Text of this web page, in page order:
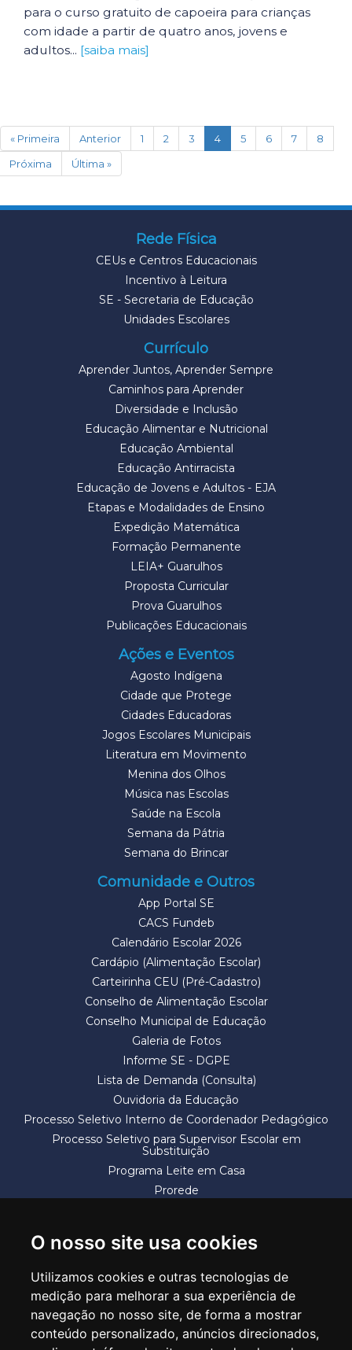
O nosso site usa cookies
Utilizamos cookies e outras tecnologias de
medição para melhorar a sua experiência de
navegação no nosso site, de forma a mostrar
conteúdo personalizado, anúncios direcionados,
para o curso gratuito de capoeira para crianças
com idade a partir de quatro anos, jovens e
adultos... [saiba mais]
« Primeira Anterior 1 2 3 4(current)
5 6 7
8
Próxima
Última »
Rede Física
CEUs e Centros Educacionais
Incentivo à Leitura
SE - Secretaria de Educação
Unidades Escolares
Currículo
Aprender Juntos, Aprender Sempre
Caminhos para Aprender
Diversidade e Inclusão
Educação Alimentar e Nutricional
Educação Ambiental
Educação Antirracista
Educação de Jovens e Adultos - EJA
Etapas e Modalidades de Ensino
Expedição Matemática
Formação Permanente
LEIA+ Guarulhos
Proposta Curricular
Prova Guarulhos
Publicações Educacionais
Ações e Eventos
Agosto Indígena
Cidade que Protege
Cidades Educadoras
Jogos Escolares Municipais
Literatura em Movimento
Menina dos Olhos
Música nas Escolas
Saúde na Escola
Semana da Pátria
Semana do Brincar
Comunidade e Outros
App Portal SE
CACS Fundeb
Calendário Escolar 2026
Cardápio (Alimentação Escolar)
Carteirinha CEU (Pré-Cadastro)
Conselho de Alimentação Escolar
Conselho Municipal de Educação
Galeria de Fotos
Informe SE - DGPE
Lista de Demanda (Consulta)
Ouvidoria da Educação
Processo Seletivo Interno de Coordenador Pedagógico
Processo Seletivo para Supervisor Escolar em
Substituição
Programa Leite em Casa
Prorede
SECRETARIA DE EDUCAÇÃO